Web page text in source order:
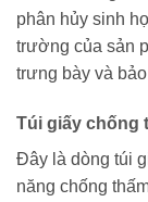
phân hủy sinh
trường của sản
trưng bày và
Túi giấy chống
Đây là dòng túi
năng chống